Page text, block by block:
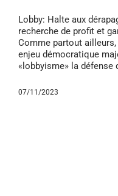
Lobby: Halte aux
recherche de profit et
Comme partout
enjeu démocratique
«lobbyisme» la défense
07/11/2023